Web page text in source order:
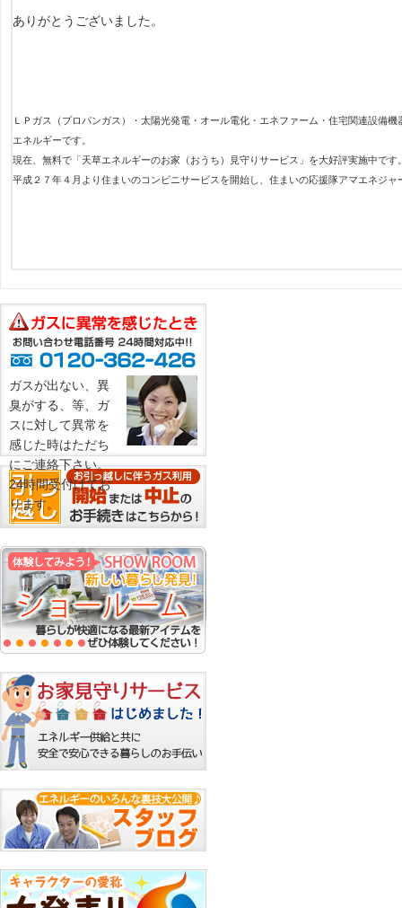
ありがとうございました。
ＬＰガス（プロパンガス）・太陽光発電・オール電化・エネファーム・住宅関連設備
エネルギーです。
現在、無料で「天草エネルギーのお家（おうち）見守りサービス」を大好評実施中です
平成２７年４月より住まいのコンビニサービスを開始し、住まいの応援隊アマエネジ
ガスが出ない、異
臭がする、等、ガ
スに対して異常を
感じた時はただち
にご連絡下さい。
24時間受付けてお
ります。